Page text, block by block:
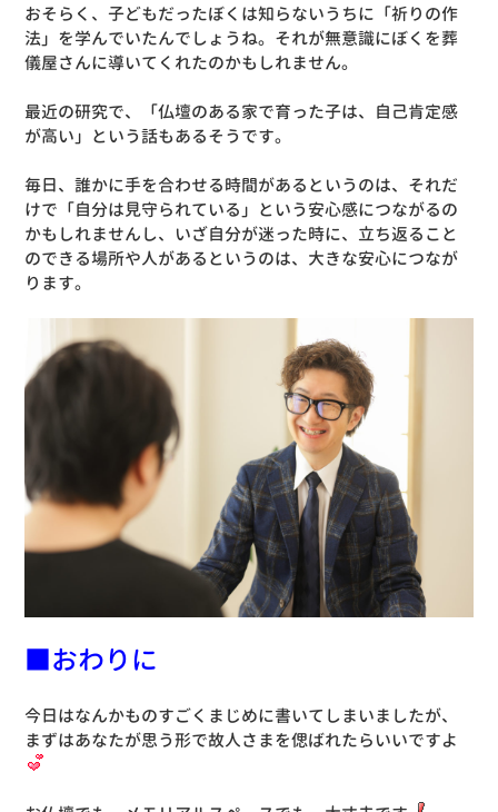
おそらく、子どもだったぼくは知らないうちに「祈りの作
法」を学んでいたんでしょうね。それが無意識にぼくを葬
儀屋さんに導いてくれたのかもしれません。
最近の研究で、「仏壇のある家で育った子は、自己肯定感
が高い」という話もあるそうです。
毎日、誰かに手を合わせる時間があるというのは、それだ
けで「自分は見守られている」という安心感につながるの
かもしれませんし、いざ自分が迷った時に、立ち返ること
のできる場所や人があるというのは、大きな安心につなが
ります。
■おわりに
今日はなんかものすごくまじめに書いてしまいましたが、
まずはあなたが思う形で故人さまを偲ばれたらいいですよ